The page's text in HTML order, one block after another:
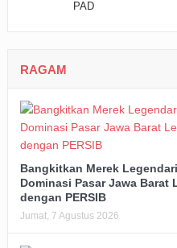
RAGAM
Bangkitkan Merek
Dominasi Pasar Jawa
dengan PERSIB
Jumat, 7 Agustus 2026